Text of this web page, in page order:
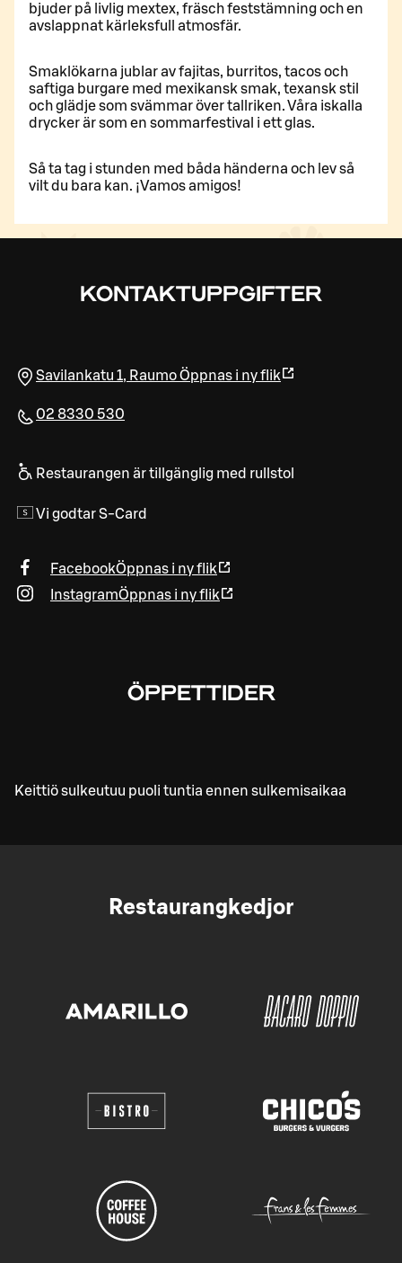
bjuder på livlig mextex, fräsch feststämning och en
avslappnat kärleksfull atmosfär.
Smaklökarna jublar av fajitas, burritos, tacos och
saftiga burgare med mexikansk smak, texansk stil
och glädje som svämmar över tallriken. Våra iskalla
drycker är som en sommarfestival i ett glas.
Så ta tag i stunden med båda händerna och lev så
vilt du bara kan. ¡Vamos amigos!
KONTAKTUPPGIFTER
Savilankatu 1, RaumoÖppnas i ny flik
02 8330 530
Restaurangen är tillgänglig med rullstol
Vi godtar S-Card
FacebookÖppnas i ny flik
InstagramÖppnas i ny flik
ÖPPETTIDER
Keittiö sulkeutuu puoli tuntia ennen sulkemisaikaa
Restaurangkedjor